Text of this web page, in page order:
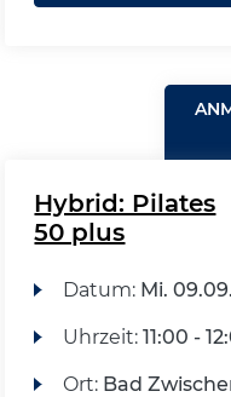
Hybrid: Pilates
50 plus
Datum: Mi.
Uhrzeit: 11:00 -
Ort: Bad